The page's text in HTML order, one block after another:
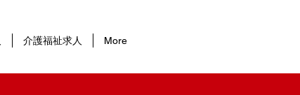
介護福祉求人 More